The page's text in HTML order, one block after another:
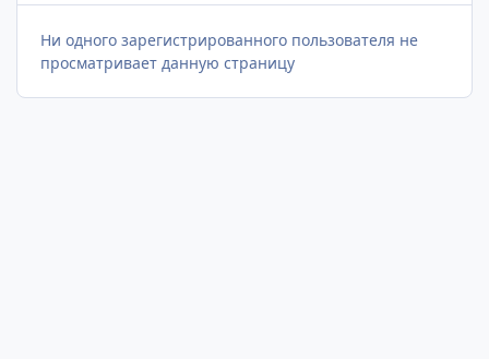
Ни одного зарегистрированного пользователя не
просматривает данную страницу